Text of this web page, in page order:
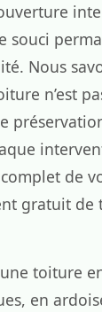
souci
Nous
n’est
de
gratuit de
toiture
en